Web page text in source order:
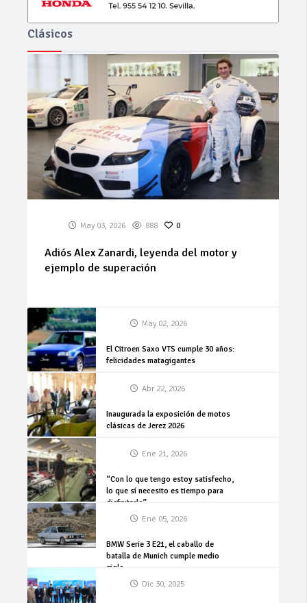
Clásicos
May 03, 2026 888 0
Adiós Alex Zanardi, leyenda del motor y
ejemplo de superación
May 02, 2026
El Citroen Saxo VTS cumple 30 años:
felicidades matagigantes
Abr 22, 2026
Inaugurada la exposición de motos
clásicas de Jerez 2026
Ene 21, 2026
“Con lo que tengo estoy satisfecho,
lo que sí necesito es tiempo para
disfrutarlo”
Ene 05, 2026
BMW Serie 3 E21, el caballo de
batalla de Munich cumple medio
siglo
Dic 30, 2025